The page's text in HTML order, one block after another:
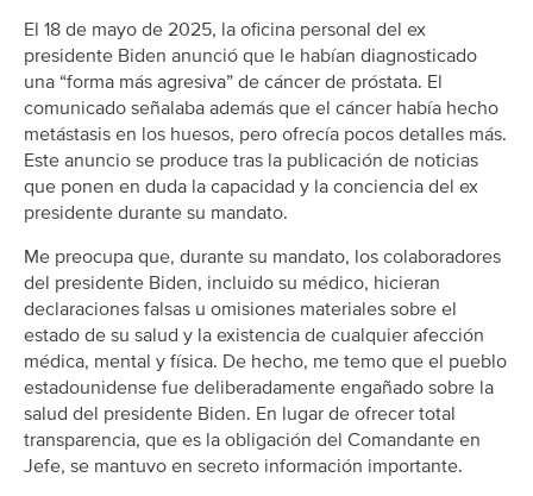
El 18 de mayo de 2025, la oficina personal del ex
presidente Biden anunció que le habían diagnosticado
una “forma más agresiva” de cáncer de próstata. El
comunicado señalaba además que el cáncer había hecho
metástasis en los huesos, pero ofrecía pocos detalles más.
Este anuncio se produce tras la publicación de noticias
que ponen en duda la capacidad y la conciencia del ex
presidente durante su mandato.
Me preocupa que, durante su mandato, los colaboradores
del presidente Biden, incluido su médico, hicieran
declaraciones falsas u omisiones materiales sobre el
estado de su salud y la existencia de cualquier afección
médica, mental y física. De hecho, me temo que el pueblo
estadounidense fue deliberadamente engañado sobre la
salud del presidente Biden. En lugar de ofrecer total
transparencia, que es la obligación del Comandante en
Jefe, se mantuvo en secreto información importante.